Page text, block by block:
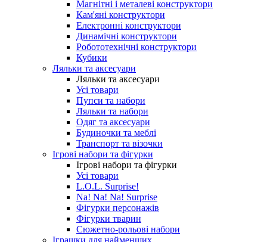
Магнітні і металеві конструктори
Кам'яні конструктори
Електронні конструктори
Динамічні конструктори
Робототехнічні конструктори
Кубики
Ляльки та аксесуари
Ляльки та аксесуари
Усі товари
Пупси та набори
Ляльки та набори
Одяг та аксесуари
Будиночки та меблі
Транспорт та візочки
Ігрові набори та фігурки
Ігрові набори та фігурки
Усі товари
L.O.L. Surprise!
Na! Na! Na! Surprise
Фігурки персонажів
Фігурки тварин
Сюжетно-рольові набори
Іграшки для найменших